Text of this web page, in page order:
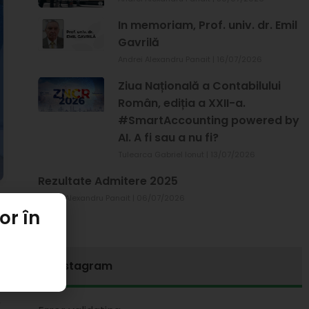
In memoriam, Prof. univ. dr. Emil
Gavrilă
Ziua Națională a Contabilului
Român, ediția a XXII-a.
#SmartAccounting powered by
AI. A fi sau a nu fi?
Rezultate Admitere 2025
Andrei Alexandru Panait
Instagram
în